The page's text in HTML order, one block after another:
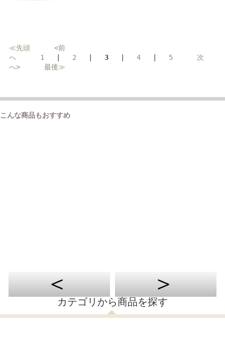
≪先頭
<前
へ
1 2 3| 4| 5
次
へ>
最後≫
こんな商品もおすすめ
カテゴリから商品を探す